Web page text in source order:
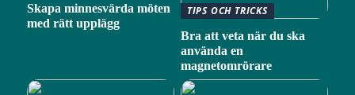
Skapa minnesvärda möten
med rätt upplägg
TIPS OCH TRICKS
Bra att veta när du ska
använda en
magnetomrörare